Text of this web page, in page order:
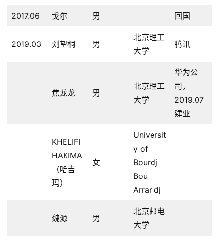
2017.06 戈尔 男 回国
2019.03 刘望桐 男
北京理工
大学
腾讯
焦龙龙 男
北京理工
大学
华为公
司，
2019.07
肄业
KHELIFI
HAKIMA
（哈吉
玛）
女
Universit
y of
Bourdj
Bou
Arraridj
魏源 男
北京邮电
大学